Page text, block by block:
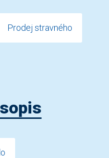
Prodej stravného